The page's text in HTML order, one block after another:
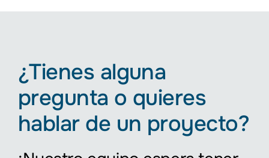
¿Tienes alguna
pregunta o quieres
hablar de un proyecto?